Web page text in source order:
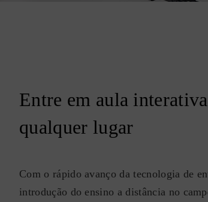
Entre em aula
qualquer lugar
Com o rápido avanço da tecnologia de
introdução do ensino a distância no